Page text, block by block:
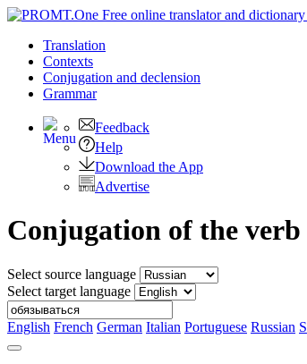
Translation
Contexts
Conjugation and declension
Grammar
Feedback
Help
Download the App
Advertise
Conjugation of the
Select source language
Select target language
English French German Italian Portuguese Russian